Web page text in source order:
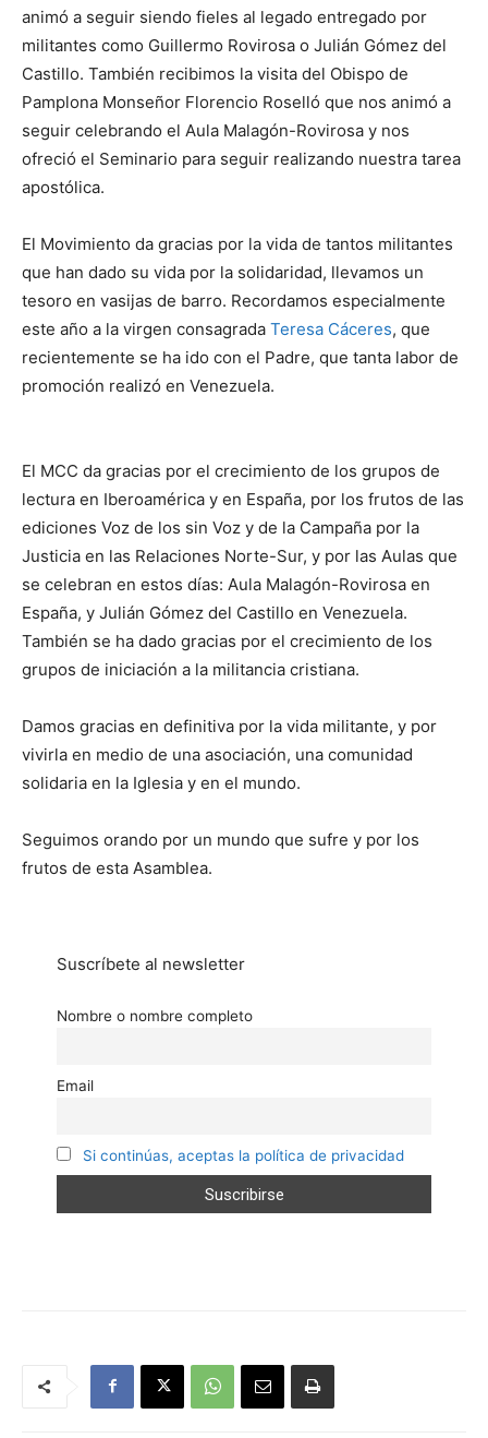
animó a seguir siendo fieles al legado entregado por
militantes como Guillermo Rovirosa o Julián Gómez del
Castillo. También recibimos la visita del Obispo de
Pamplona Monseñor Florencio Roselló que nos animó a
seguir celebrando el Aula Malagón-Rovirosa y nos
ofreció el Seminario para seguir realizando nuestra tarea
apostólica.
El Movimiento da gracias por la vida de tantos militantes
que han dado su vida por la solidaridad, llevamos un
tesoro en vasijas de barro. Recordamos especialmente
este año a la virgen consagrada Teresa Cáceres, que
recientemente se ha ido con el Padre, que tanta labor de
promoción realizó en Venezuela.
El MCC da gracias por el crecimiento de los grupos de
lectura en Iberoamérica y en España, por los frutos de las
ediciones Voz de los sin Voz y de la Campaña por la
Justicia en las Relaciones Norte-Sur, y por las Aulas que
se celebran en estos días: Aula Malagón-Rovirosa en
España, y Julián Gómez del Castillo en Venezuela.
También se ha dado gracias por el crecimiento de los
grupos de iniciación a la militancia cristiana.
Damos gracias en definitiva por la vida militante, y por
vivirla en medio de una asociación, una comunidad
solidaria en la Iglesia y en el mundo.
Seguimos orando por un mundo que sufre y por los
frutos de esta Asamblea.
Suscríbete al newsletter
Nombre o nombre completo
Email
Si continúas, aceptas la política de privacidad